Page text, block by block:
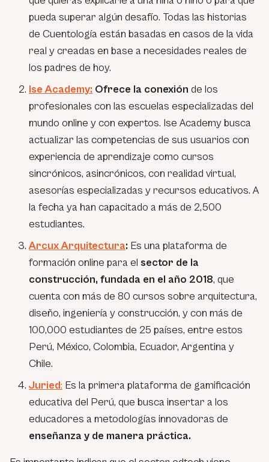
pueda superar algún desafío. Todas las historias
de Cuentología están basadas en casos de la vida
real y creadas en base a necesidades reales de
los padres de hoy.
Ise Academy: Ofrece la conexión de los
profesionales con las escuelas especializadas del
mundo online y con expertos. Ise Academy busca
actualizar las competencias de sus usuarios con
experiencia de aprendizaje como cursos
sincrónicos, asincrónicos, con realidad virtual,
asesorías especializadas y recursos educativos. A
la fecha ya han capacitado a más de 2,500
estudiantes.
Arcux Arquitectura: Es una plataforma de
formación online para el sector de la
construcción, fundada en el año 2018, que
cuenta con más de 80 cursos sobre arquitectura,
diseño, ingeniería y construcción, y con más de
100,000 estudiantes de 25 países, entre estos
Perú, México, Colombia, Ecuador, Argentina y
Chile.
Juried: Es la primera plataforma de gamificación
educativa del Perú, que busca insertar a los
educadores a metodologías innovadoras de
enseñanza y de manera práctica.